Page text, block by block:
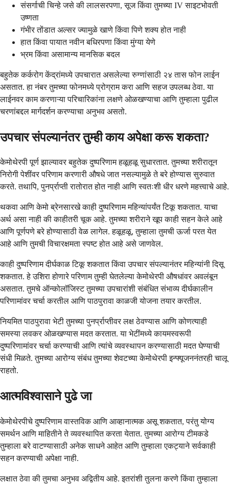
संसर्गाची चिन्हे जसे की लालसरपणा, सूज किंवा तुमच्या IV साइटभोवती
उष्णता
गंभीर तोंडात अल्सर ज्यामुळे खाणे किंवा पिणे शक्य होत नाही
हात किंवा पायात नवीन बधिरपणा किंवा मुंग्या येणे
भ्रम किंवा असामान्य मानसिक बदल
बहुतेक कर्करोग केंद्रांमध्ये उपचारात असलेल्या रुग्णांसाठी २४ तास फोन लाईन
असतात. हा नंबर तुमच्या फोनमध्ये प्रोग्राम करा आणि सहज उपलब्ध ठेवा. या
लाईनवर काम करणाऱ्या परिचारिकांना लक्षणे ओळखण्याचा आणि तुम्हाला पुढील
चरणांबद्दल मार्गदर्शन करण्याचा अनुभव असतो.
उपचार संपल्यानंतर तुम्ही काय अपेक्षा करू शकता?
केमोथेरपी पूर्ण झाल्यावर बहुतेक दुष्परिणाम हळूहळू सुधारतात. तुमच्या शरीरातून
निरोगी पेशींवर परिणाम करणारी औषधे जात नसल्यामुळे ते बरे होण्यास सुरुवात
करते. तथापि, पुनर्प्राप्ती रातोरात होत नाही आणि स्वतःशी धीर धरणे महत्त्वाचे आहे.
थकवा आणि केमो ब्रेनसारखे काही दुष्परिणाम महिन्यांपर्यंत टिकू शकतात. याचा
अर्थ असा नाही की काहीतरी चूक आहे. तुमच्या शरीराने खूप काही सहन केले आहे
आणि पूर्णपणे बरे होण्यासाठी वेळ लागेल. हळूहळू, तुम्हाला तुमची ऊर्जा परत येत
आहे आणि तुमची विचारक्षमता स्पष्ट होत आहे असे जाणवेल.
काही दुष्परिणाम दीर्घकाळ टिकू शकतात किंवा उपचार संपल्यानंतर महिन्यांनी दिसू
शकतात. हे उशिरा होणारे परिणाम तुम्ही घेतलेल्या केमोथेरपी औषधांवर अवलंबून
असतात. तुमचे ऑन्कोलॉजिस्ट तुमच्या उपचारांशी संबंधित संभाव्य दीर्घकालीन
परिणामांवर चर्चा करतील आणि पाठपुरावा काळजी योजना तयार करतील.
नियमित पाठपुरावा भेटी तुमच्या पुनर्प्राप्तीवर लक्ष ठेवण्यास आणि कोणत्याही
समस्या लवकर ओळखण्यास मदत करतात. या भेटींमध्ये कायमस्वरूपी
दुष्परिणामांवर चर्चा करण्याची आणि त्यांचे व्यवस्थापन करण्यासाठी मदत घेण्याची
संधी मिळते. तुमच्या आरोग्य संबंध तुमच्या शेवटच्या केमोथेरपी इन्फ्यूजननंतरही चालू
राहतो.
आत्मविश्वासाने पुढे जा
केमोथेरपीचे दुष्परिणाम वास्तविक आणि आव्हानात्मक असू शकतात, परंतु योग्य
समर्थन आणि माहितीने ते व्यवस्थापित करता येतात. तुमच्या आरोग्य टीमकडे
तुम्हाला बरे वाटण्यासाठी अनेक साधने आहेत आणि तुम्हाला एकट्याने सर्वकाही
सहन करण्याची अपेक्षा नाही.
लक्षात ठेवा की तुमचा अनुभव अद्वितीय आहे. इतरांशी तुलना करणे किंवा तुम्हाला